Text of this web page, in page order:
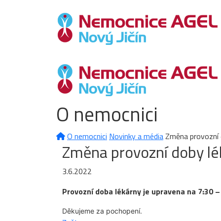
O nemocnici
O nemocnici Novinky a médiaZměna
Změna provozní doby
3.6.2022
Provozní doba lékárny je upravena na 7:30
Děkujeme za pochopení.